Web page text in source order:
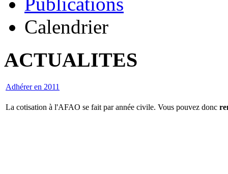
Calendrier
ACTUALITES
Adhérer en 2011
La cotisation à l'AFAO se fait par année civile. Vous pouvez donc